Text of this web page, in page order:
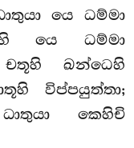
යෙ ධම්මා
යෙ ධම්මා
ඛන්ධෙහි
විප්පයුත්තා;
කෙහිචි